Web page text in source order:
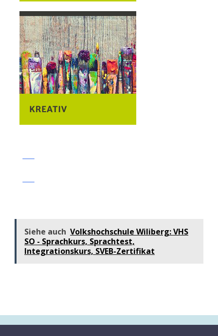
Siehe auch Volkshochschule Wiliberg: VHS
SO - Sprachkurs, Sprachtest,
Integrationskurs, SVEB-Zertifikat